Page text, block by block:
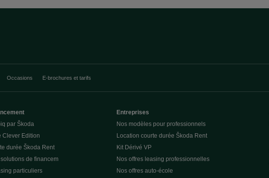
Occasions E-brochures et tarifs
par Škoda
Clever Edition
durée Škoda Rent
de financem
particuliers
Entreprises
Nos modèles pour professionnels
Location courte durée Škoda Rent
Kit Dérivé VP
Nos offres leasing professionnelles
Nos offres auto-école